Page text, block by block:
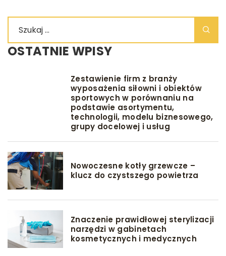
OSTATNIE WPISY
Zestawienie firm z branży
wyposażenia siłowni i obiektów
sportowych w porównaniu na
podstawie asortymentu,
technologii, modelu biznesowego,
grupy docelowej i usług
Nowoczesne kotły grzewcze –
klucz do czystszego powietrza
Znaczenie prawidłowej sterylizacji
narzędzi w gabinetach
kosmetycznych i medycznych